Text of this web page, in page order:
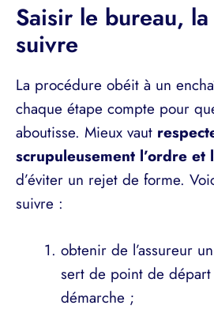
Saisir le bureau,
suivre
La procédure obéit à un
chaque étape compte pour
aboutisse. Mieux vaut
scrupuleusement l’ordre et
d’éviter un rejet de forme.
suivre :
obtenir de l’assureur
sert de point de départ
démarche ;